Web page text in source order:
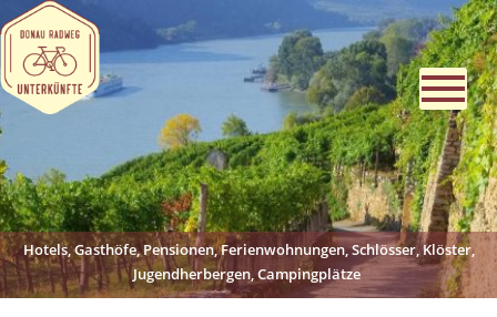
Hotels, Gasthöfe, Pensionen, Ferienwohnungen, Schlösser, Klöster,
Jugendherbergen, Campingplätze